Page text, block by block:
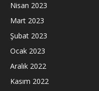
Nisan 2023
Mart 2023
Şubat 2023
Ocak 2023
Aralık 2022
Kasım 2022